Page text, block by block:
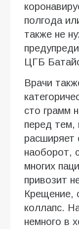
полгода
также не
ЦГБ
Врачи
сто грамм
перед тем,
расширяет
наоборот,
многих
привозит
Крещение,
коллапс.
немного в